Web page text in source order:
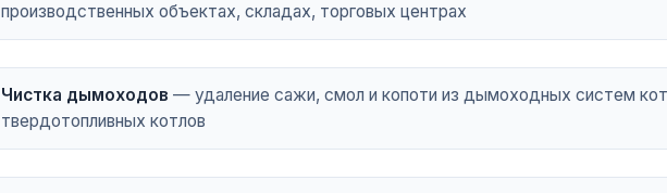
производственных объектах, складах, торговых центрах
Чистка дымоходов — удаление сажи, смол и копоти из дымоходных систем
твердотопливных котлов